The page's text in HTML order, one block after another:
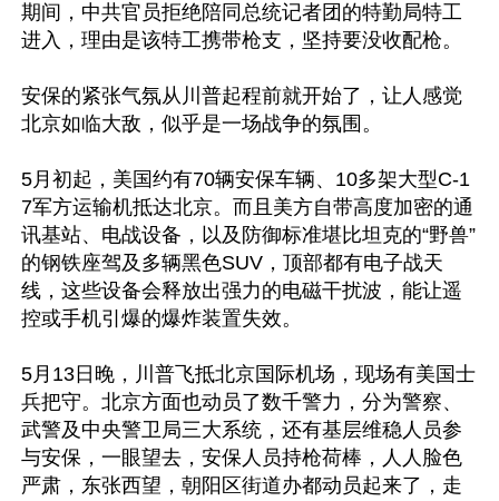
期间，中共官员拒绝陪同总统记者团的特勤局特工
进入，理由是该特工携带枪支，坚持要没收配枪。
安保的紧张气氛从川普起程前就开始了，让人感觉
北京如临大敌，似乎是一场战争的氛围。
5月初起，美国约有70辆安保车辆、10多架大型C-1
7军方运输机抵达北京。而且美方自带高度加密的通
讯基站、电战设备，以及防御标准堪比坦克的“野兽”
的钢铁座驾及多辆黑色SUV，顶部都有电子战天
线，这些设备会释放出强力的电磁干扰波，能让遥
控或手机引爆的爆炸装置失效。
5月13日晚，川普飞抵北京国际机场，现场有美国士
兵把守。北京方面也动员了数千警力，分为警察、
武警及中央警卫局三大系统，还有基层维稳人员参
与安保，一眼望去，安保人员持枪荷棒，人人脸色
严肃，东张西望，朝阳区街道办都动员起来了，走